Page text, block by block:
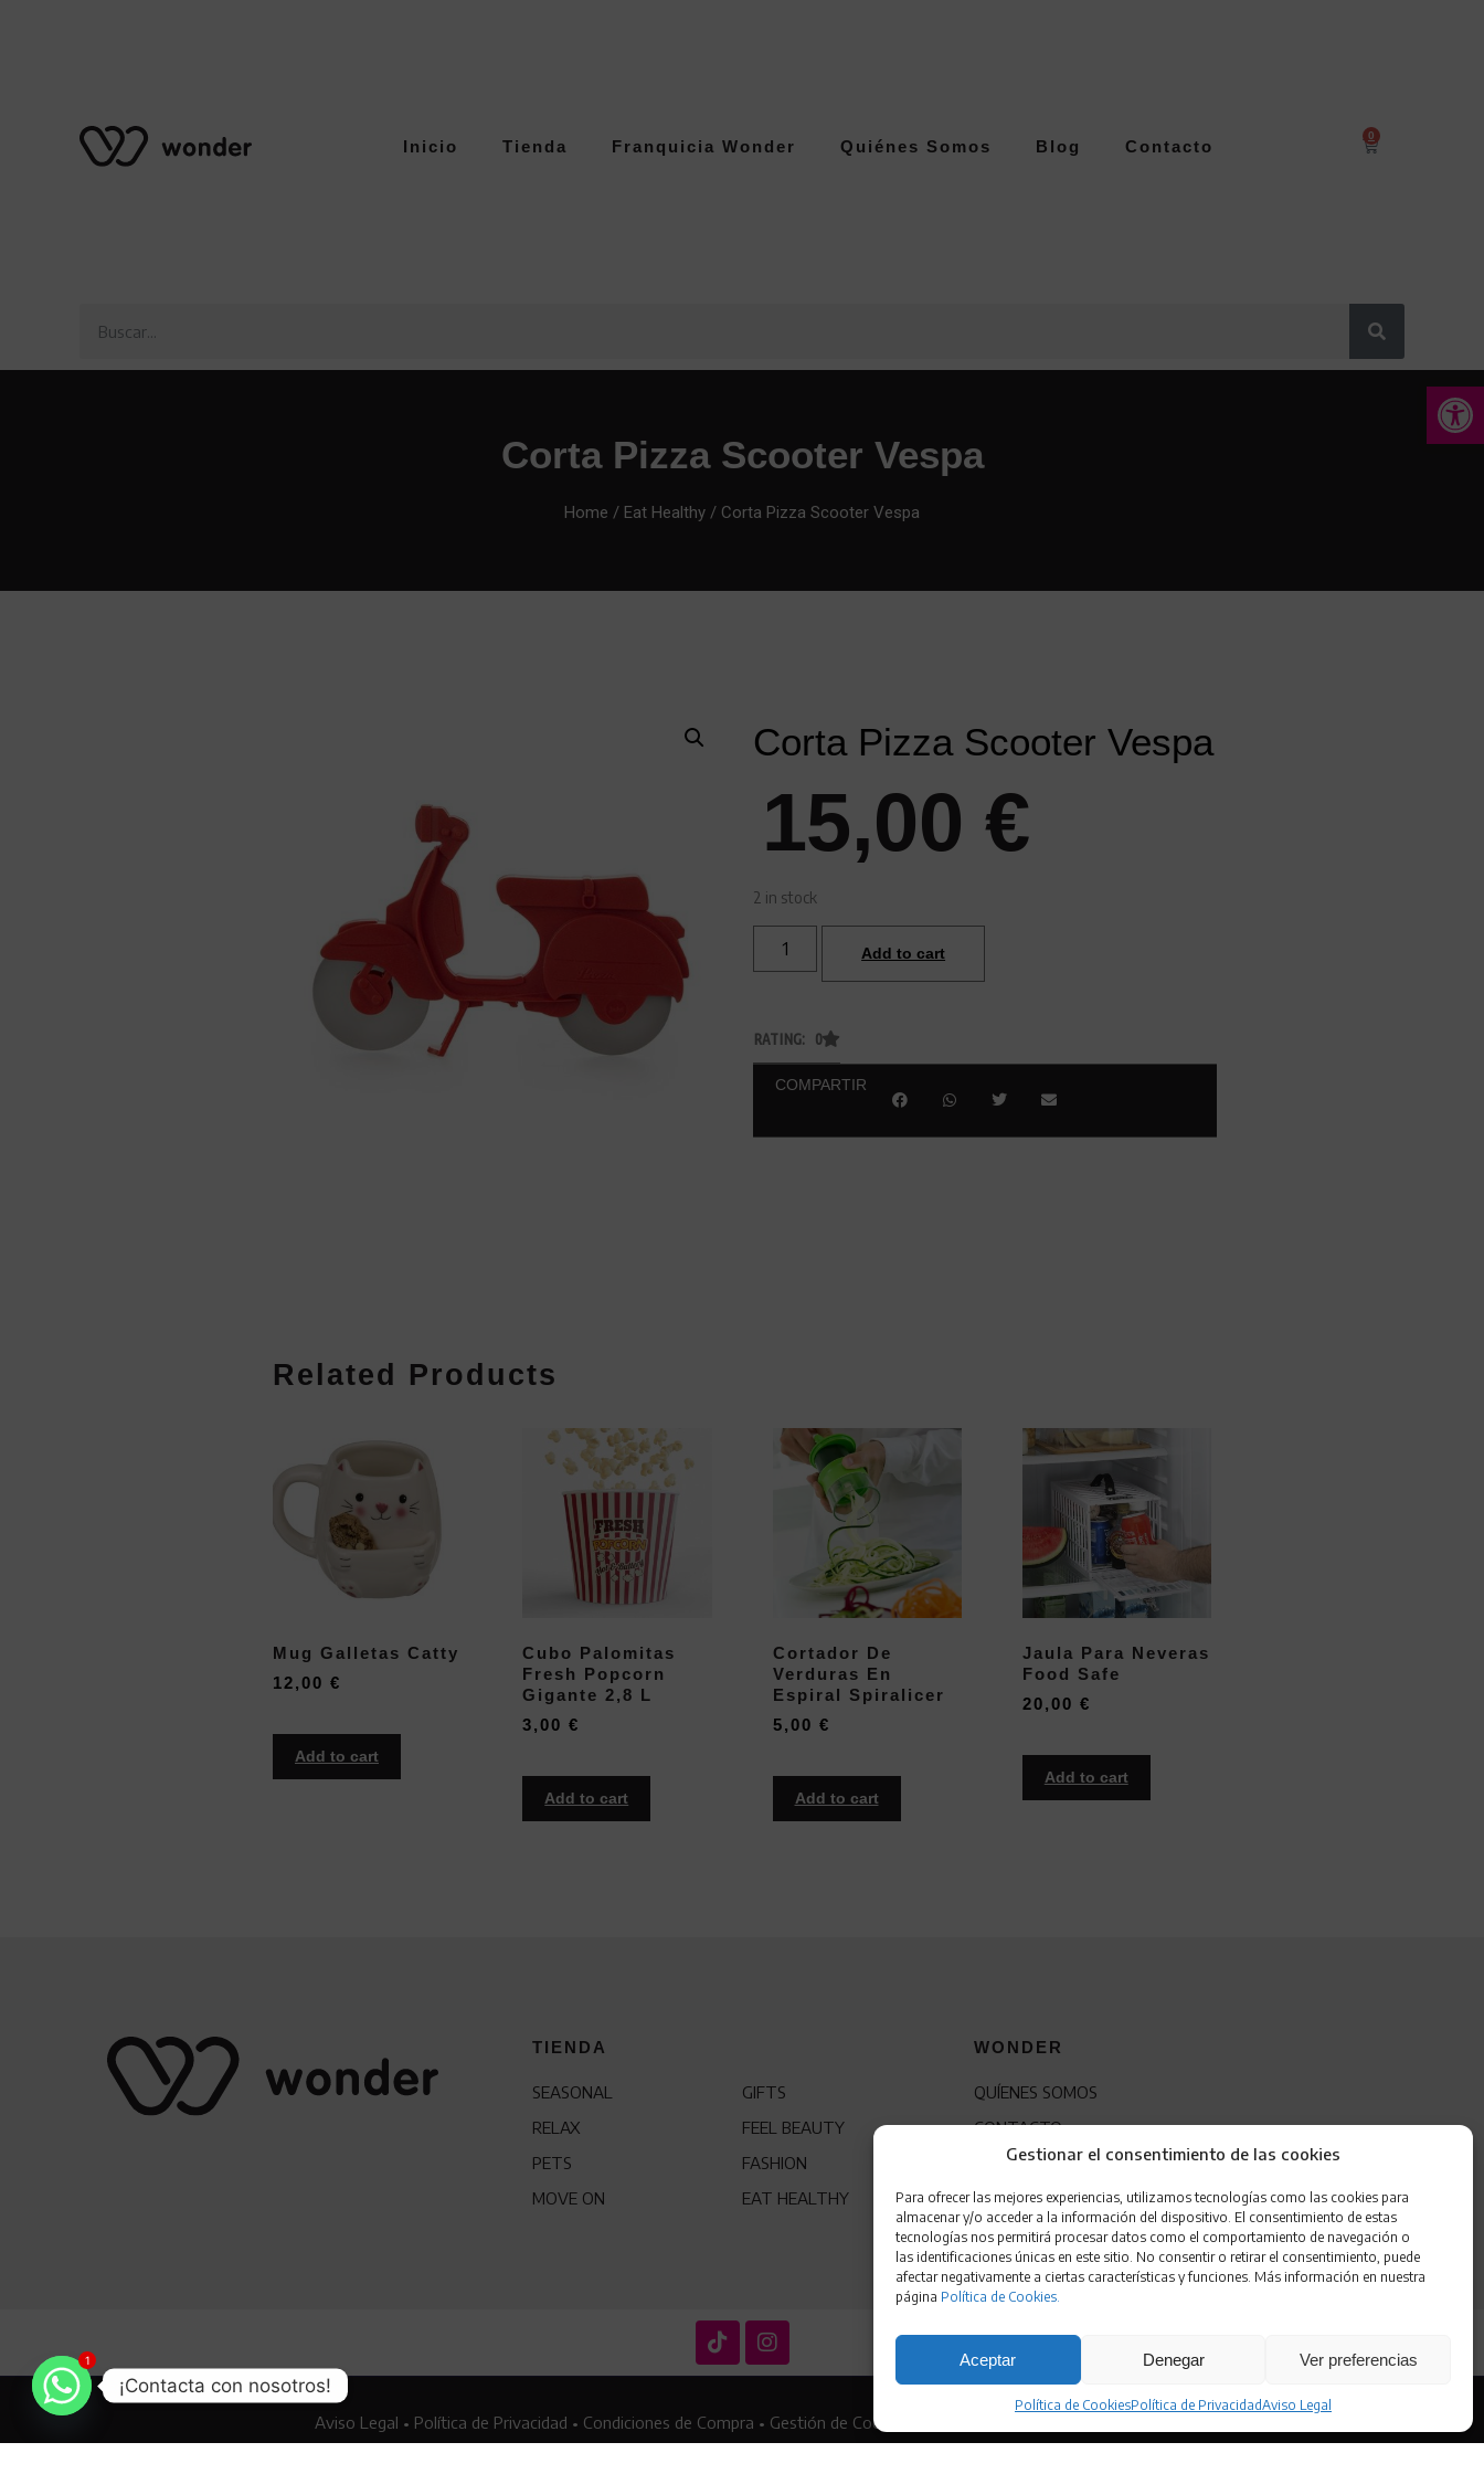
Abrir
Gestionar el consentimiento de las cookies
Para ofrecer las mejores experiencias, utilizamos tecnologías como las cookies para
almacenar y/o acceder a la información del dispositivo. El consentimiento de estas
tecnologías nos permitirá procesar datos como el comportamiento de navegación o
las identificaciones únicas en este sitio. No consentir o retirar el consentimiento, puede
afectar negativamente a ciertas características y funciones. Más información en nuestra
página Política de Cookies.
Aceptar Denegar Ver preferencias
Política de CookiesPolítica de PrivacidadAviso Legal
Inicio Tienda Franquicia Wonder Quiénes Somos Blog Contacto
0
Corta Pizza Scooter Vespa
Home / Eat Healthy / Corta Pizza Scooter Vespa
Corta Pizza Scooter Vespa
15,00€
2 in stock
Add to cart
RATING: 0
COMPARTIR
Related Products
Mug Galletas Catty
12,00 €
Add to cart
Cubo Palomitas
Fresh Popcorn
Gigante 2,8 L
3,00€
Add to cart
Cortador De
Verduras En
Espiral Spiralicer
5,00 €
Add to cart
Jaula Para Neveras
Food Safe
20,00 €
Add to cart
TIENDA
SEASONAL
RELAX
PETS
MOVE ON
GIFTS
FEEL BEAUTY
FASHION
EAT HEALTHY
WONDER
QUÍENES SOMOS
CONTACTO
FRANQUICIA
Aviso Legal • Política de Privacidad • Condiciones de Compra • Gestión de Cookies
1
¡Contacta con nosotros!